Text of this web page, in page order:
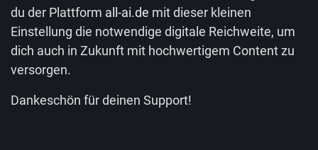
du der Plattform all-ai.de mit dieser kleinen
Einstellung die notwendige digitale Reichweite, um
dich auch in Zukunft mit hochwertigem Content zu
versorgen.
Dankeschön für deinen Support!